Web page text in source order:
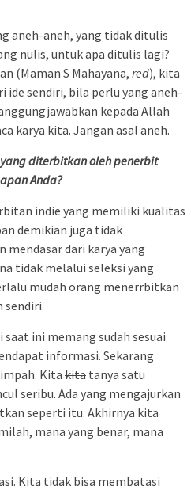
aneh-aneh, yang tidak ditulis
nulis, untuk apa ditulis lagi?
(Maman S Mahayana, red), kita
ide sendiri, bila perlu yang aneh-
kepada Allah
karya kita. Jangan asal aneh.
diterbitkan oleh penerbit
Anda?
indie yang memiliki kualitas
demikian juga tidak
mendasar dari karya yang
tidak melalui seleksi yang
mudah orang menerrbitkan
sendiri.
ini memang sudah sesuai
informasi. Sekarang
Kitakita tanya satu
seribu. Ada yang mengajurkan
seperti itu. Akhirnya kita
mana yang benar, mana
Kita tidak bisa membatasi